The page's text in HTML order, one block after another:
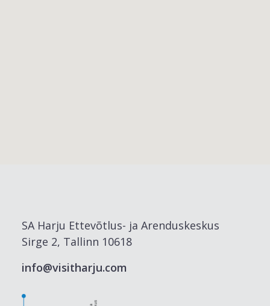
SA Harju Ettevõtlus- ja Arenduskeskus
Sirge 2, Tallinn 10618
info@visitharju.com